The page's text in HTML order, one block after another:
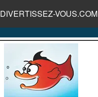
DIVERTISSEZ-VOUS.COM